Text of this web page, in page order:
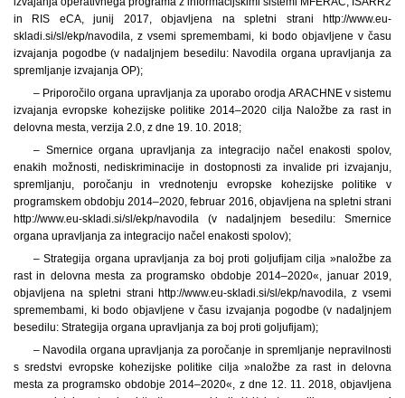
in RIS eCA, junij 2017, objavljena na spletni strani http://www.eu-
skladi.si/sl/ekp/navodila, z vsemi spremembami, ki bodo objavljene v času
izvajanja pogodbe (v nadaljnjem besedilu: Navodila organa upravljanja za
spremljanje izvajanja OP);
– Priporočilo organa upravljanja za uporabo orodja ARACHNE v sistemu
izvajanja evropske kohezijske politike 2014–2020 cilja Naložbe za rast in
delovna mesta, verzija 2.0, z dne 19. 10. 2018;
– Smernice organa upravljanja za integracijo načel enakosti spolov,
enakih možnosti, nediskriminacije in dostopnosti za invalide pri izvajanju,
spremljanju, poročanju in vrednotenju evropske kohezijske politike v
programskem obdobju 2014–2020, februar 2016, objavljena na spletni strani
http://www.eu-skladi.si/sl/ekp/navodila (v nadaljnjem besedilu: Smernice
organa upravljanja za integracijo načel enakosti spolov);
– Strategija organa upravljanja za boj proti goljufijam cilja »naložbe za
rast in delovna mesta za programsko obdobje 2014–2020«, januar 2019,
objavljena na spletni strani http://www.eu-skladi.si/sl/ekp/navodila, z vsemi
spremembami, ki bodo objavljene v času izvajanja pogodbe (v nadaljnjem
besedilu: Strategija organa upravljanja za boj proti goljufijam);
– Navodila organa upravljanja za poročanje in spremljanje nepravilnosti
s sredstvi evropske kohezijske politike cilja »naložbe za rast in delovna
mesta za programsko obdobje 2014–2020«, z dne 12. 11. 2018, objavljena